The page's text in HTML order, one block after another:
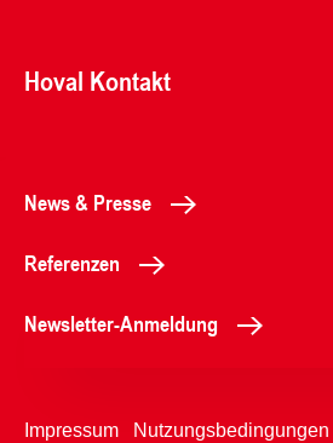
Hoval Kontakt
News & Presse
Referenzen
Newsletter-Anmeldung
Impressum Nutzungsbedingungen